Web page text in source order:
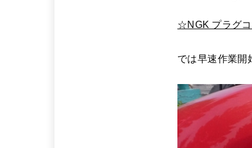
☆NGK プラグ
では早速作業開